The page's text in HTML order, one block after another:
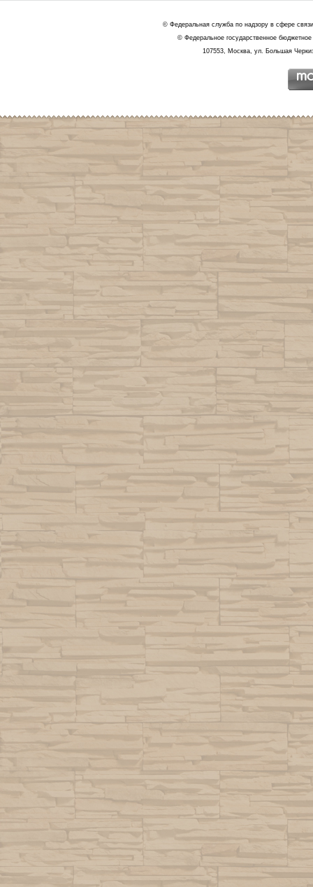
© Федеральная служба по надзору в сфере
© Федеральное государственное
107553, Москва, ул. Большая